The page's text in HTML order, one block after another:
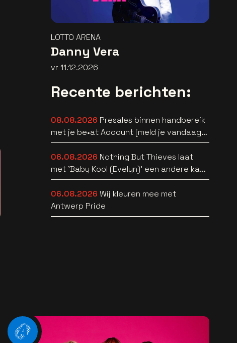
LOTTO ARENA
Danny Vera
vr 11.12.2026
Recente berichten:
08.08.2026 Presales binnen handbereik
met je be•at Account [meld je vandaag
aan]
06.08.2026 Nothing But Thieves laat
met 'Baby Kool (Evelyn)' een andere kant
van zich horen [video]
06.08.2026 Wij kleuren mee met
Antwerp Pride